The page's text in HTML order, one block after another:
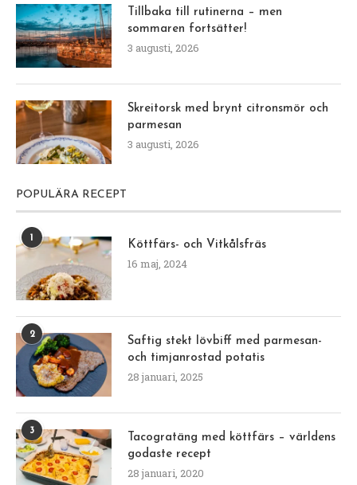
Tillbaka till rutinerna – men
sommaren fortsätter!
3 augusti, 2026
Skreitorsk med brynt citronsmör och
parmesan
3 augusti, 2026
POPULÄRA RECEPT
1
Köttfärs- och Vitkålsfräs
16 maj, 2024
2
Saftig stekt lövbiff med parmesan-
och timjanrostad potatis
28 januari, 2025
3
Tacogratäng med köttfärs – världens
godaste recept
28 januari, 2020